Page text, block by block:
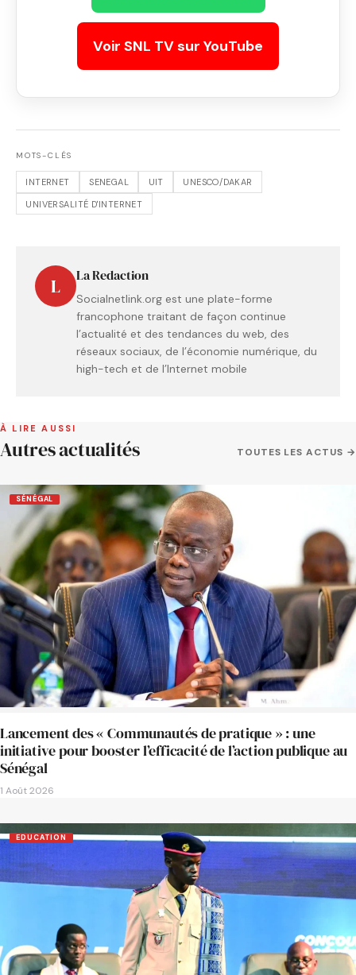
Voir SNL TV sur YouTube
MOTS-CLÉS
INTERNET SENEGAL UIT
UNESCO/DAKAR
UNIVERSALITÉ D'INTERNET
L La Redaction
Socialnetlink.org est une plate-forme
francophone traitant de façon continue
l’actualité et des tendances du web, des
réseaux sociaux, de l’économie numérique, du
high-tech et de l’Internet mobile
À LIRE AUSSI
Autres actualités TOUTES LES ACTUS →
SÉNÉGAL
Lancement des « Communautés de pratique » : une
initiative pour booster l’efficacité de l’action publique au
Sénégal
1 Août 2026
EDUCATION